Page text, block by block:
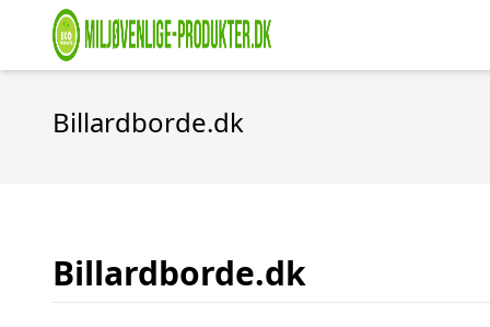
Billardborde.dk
Billardborde.dk